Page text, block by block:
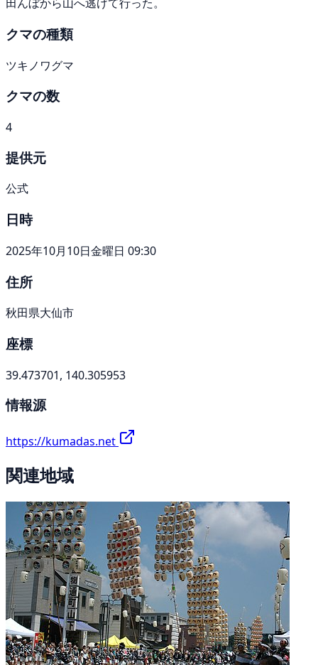
クマの種類
ツキノワグマ
クマの数
4
提供元
公式
日時
2025年10月10日金曜日 09:30
住所
秋田県大仙市
座標
39.473701, 140.305953
情報源
https://kumadas.net
関連地域